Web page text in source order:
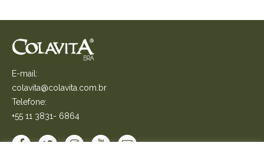
E-mail:
colavita@colavita.com.br
Telefone:
+55 11 3831- 6864